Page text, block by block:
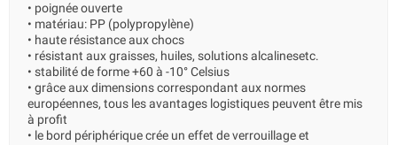
• poignée ouverte
• matériau: PP (polypropylène)
• haute résistance aux chocs
• résistant aux graisses, huiles, solutions alcalinesetc.
• stabilité de forme +60 à -10° Celsius
• grâce aux dimensions correspondant aux normes
européennes, tous les avantages logistiques peuvent être mis
à profit
• le bord périphérique crée un effet de verrouillage et